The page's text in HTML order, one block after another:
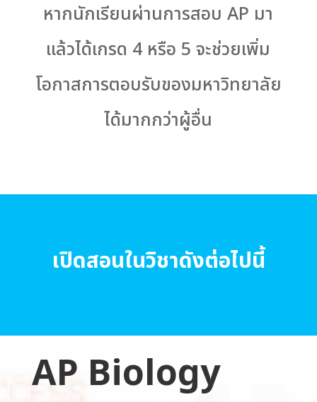
หากนักเรียนผ่านการสอบ AP มา
แล้วได้เกรด 4 หรือ 5 จะช่วยเพิ่ม
โอกาสการตอบรับของมหาวิทยาลัย
ได้มากกว่าผู้อื่น
เปิดสอนในวิชาดังต่อไปนี้
AP Biology